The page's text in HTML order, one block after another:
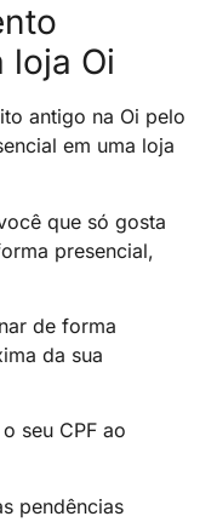
loja Oi
antigo na Oi pelo
em uma loja
que só gosta
presencial,
de forma
da sua
seu CPF ao
pendências